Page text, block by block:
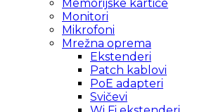
Memorijske kartice
Monitori
Mikrofoni
Mrežna oprema
Ekstenderi
Patch kablovi
PoE adapteri
Svičevi